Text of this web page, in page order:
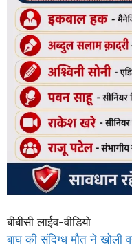
बीबीसी लाईव-वीडियो
बाघ की संदिग्ध मौत ने खोली